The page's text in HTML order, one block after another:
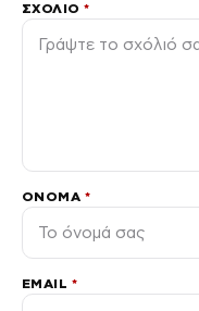
ΣΧΌΛΙΟ*
ΌΝΟΜΑ *
EMAIL *